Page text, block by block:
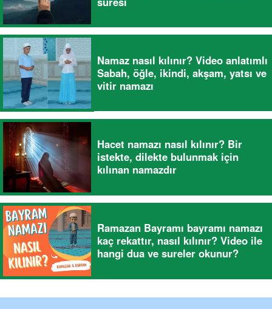
Namaz nasıl kılınır? Video anlatımlı
Sabah, öğle, ikindi, akşam, yatsı ve
vitir namazı
Hacet namazı nasıl kılınır? Bir
istekte, dilekte bulunmak için
kılınan namazdır
Ramazan Bayramı bayramı namazı
kaç rekattır, nasıl kılınır? Video ile
hangi dua ve sureler okunur?